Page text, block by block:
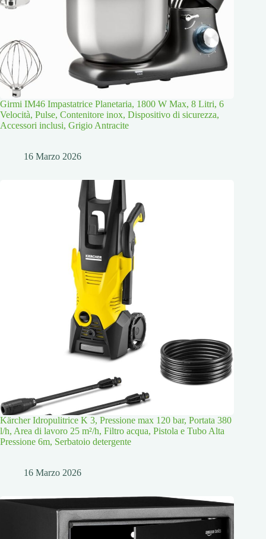
Girmi IM46 Impastatrice Planetaria, 1800 W Max, 8 Litri, 6
Velocità, Pulse, Contenitore inox, Dispositivo di sicurezza,
Accessori inclusi, Grigio Antracite
16 Marzo 2026
Kärcher Idropulitrice K 3, Pressione max 120 bar, Portata 380
l/h, Area di lavoro 25 m²/h, Filtro acqua, Pistola e Tubo Alta
Pressione 6m, Serbatoio detergente
16 Marzo 2026